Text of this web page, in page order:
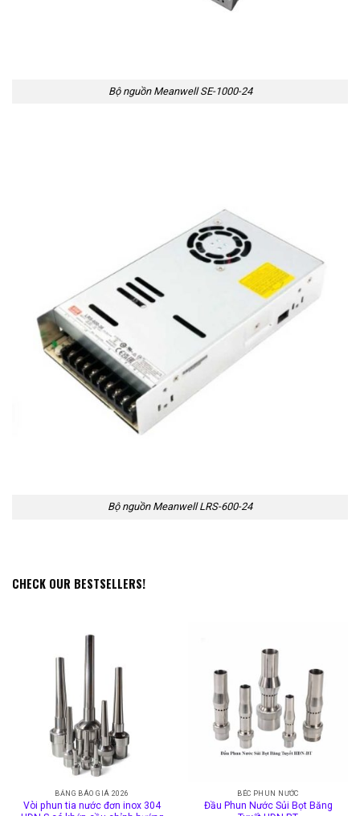
Bộ nguồn Meanwell SE-1000-24
Bộ nguồn Meanwell LRS-600-24
CHECK OUR BESTSELLERS!
BẢNG BÁO GIÁ 2026
Vòi phun tia nước đơn inox 304
BÉC PHUN NƯỚC
Đầu Phun Nước Sủi Bọt Băng